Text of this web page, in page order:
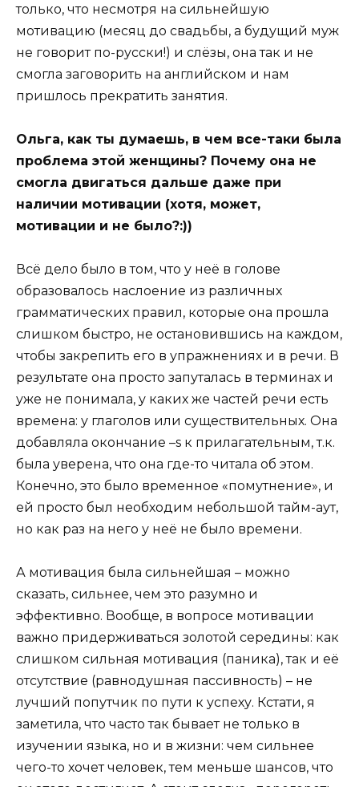
только, что несмотря на сильнейшую
мотивацию (месяц до свадьбы, а будущий муж
не говорит по-русски!) и слёзы, она так и не
смогла заговорить на английском и нам
пришлось прекратить занятия.
Ольга, как ты думаешь, в чем все-таки была
проблема этой женщины? Почему она не
смогла двигаться дальше даже при
наличии мотивации (хотя, может,
мотивации и не было?:))
Всё дело было в том, что у неё в голове
образовалось наслоение из различных
грамматических правил, которые она прошла
слишком быстро, не остановившись на каждом,
чтобы закрепить его в упражнениях и в речи. В
результате она просто запуталась в терминах и
уже не понимала, у каких же частей речи есть
времена: у глаголов или существительных. Она
добавляла окончание –s к прилагательным, т.к.
была уверена, что она где-то читала об этом.
Конечно, это было временное «помутнение», и
ей просто был необходим небольшой тайм-аут,
но как раз на него у неё не было времени.
А мотивация была сильнейшая – можно
сказать, сильнее, чем это разумно и
эффективно. Вообще, в вопросе мотивации
важно придерживаться золотой середины: как
слишком сильная мотивация (паника), так и её
отсутствие (равнодушная пассивность) – не
лучший попутчик по пути к успеху. Кстати, я
заметила, что часто так бывает не только в
изучении языка, но и в жизни: чем сильнее
чего-то хочет человек, тем меньше шансов, что